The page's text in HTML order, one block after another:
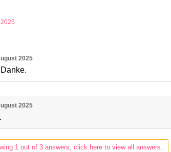
2025
2025
1 out of 3 answers, click here to view all answers.